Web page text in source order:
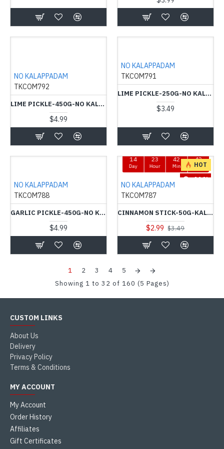
NO KALAPPADAM
TKCOM792
LIME PICKLE-450G-NO KALAPPADAM - எலுமிச்சை ஊறுகாய்
$4.99
NO KALAPPADAM
TKCOM791
LIME PICKLE-250G-NO KALAPPADAM - ஊறுகாய்
$3.49
NO KALAPPADAM
TKCOM788
GARLIC PICKLE-450G-NO KALAPPADAM - உள்ளி ஊறுகாய்
$4.99
HOT
-14 %
14
Day
23
Hour
42
Min
41
Sec
NO KALAPPADAM
TKCOM787
CINNAMON STICK-50G-KALAPPADAM - கறுவா பட்டை
$2.99 $3.49
1 2 3 4
5
Showing 1 to 32 of 160 (5 Pages)
CUSTOM LINKS
About Us
Delivery
Privacy Policy
Terms & Conditions
MY ACCOUNT
My Account
Order History
Affiliates
Gift Certificates